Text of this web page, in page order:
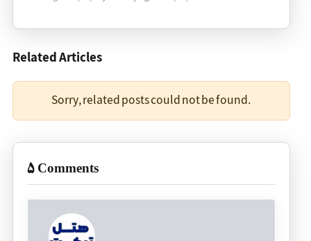
Related Articles
Sorry, related posts could not be found.
5 Comments